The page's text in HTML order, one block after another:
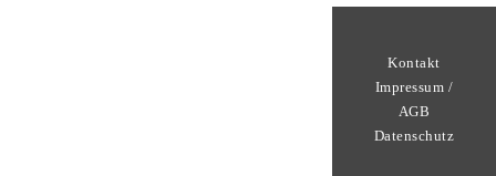
Kontakt
Impressum /
AGB
Datenschutz